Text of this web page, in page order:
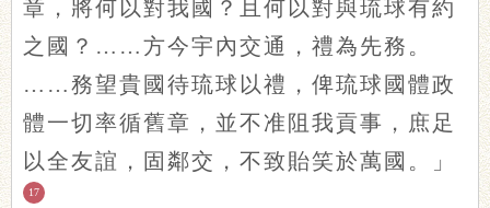
章，將何以對我國？且何以對與琉球有約
之國？……方今宇內交通，禮為先務。
……務望貴國待琉球以禮，俾琉球國體政
體一切率循舊章，並不准阻我貢事，庶足
以全友誼，固鄰交，不致貽笑於萬國。」
17